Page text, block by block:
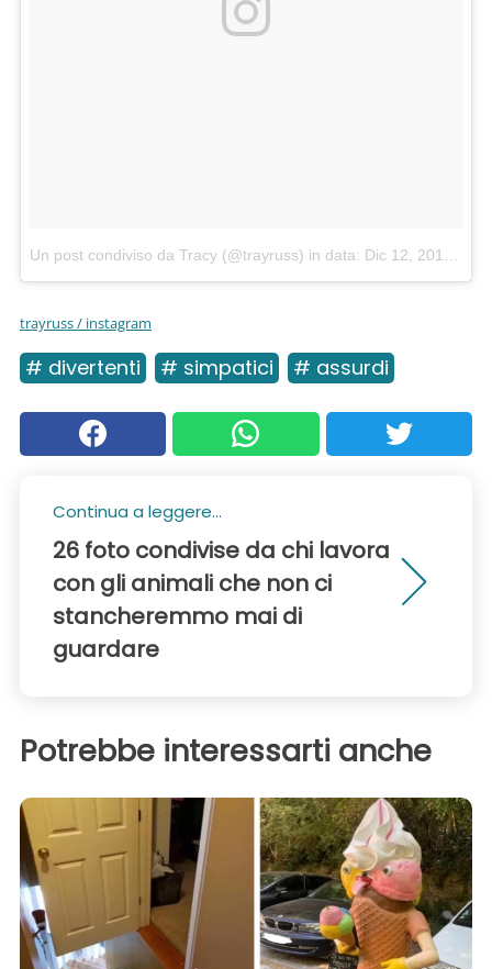
Un post condiviso da Tracy (@trayruss) in data: Dic 12, 2016 at 7:58 PST
trayruss / instagram
# divertenti # simpatici # assurdi
Continua a leggere...
26 foto condivise da chi lavora
con gli animali che non ci
stancheremmo mai di
guardare
Potrebbe interessarti anche